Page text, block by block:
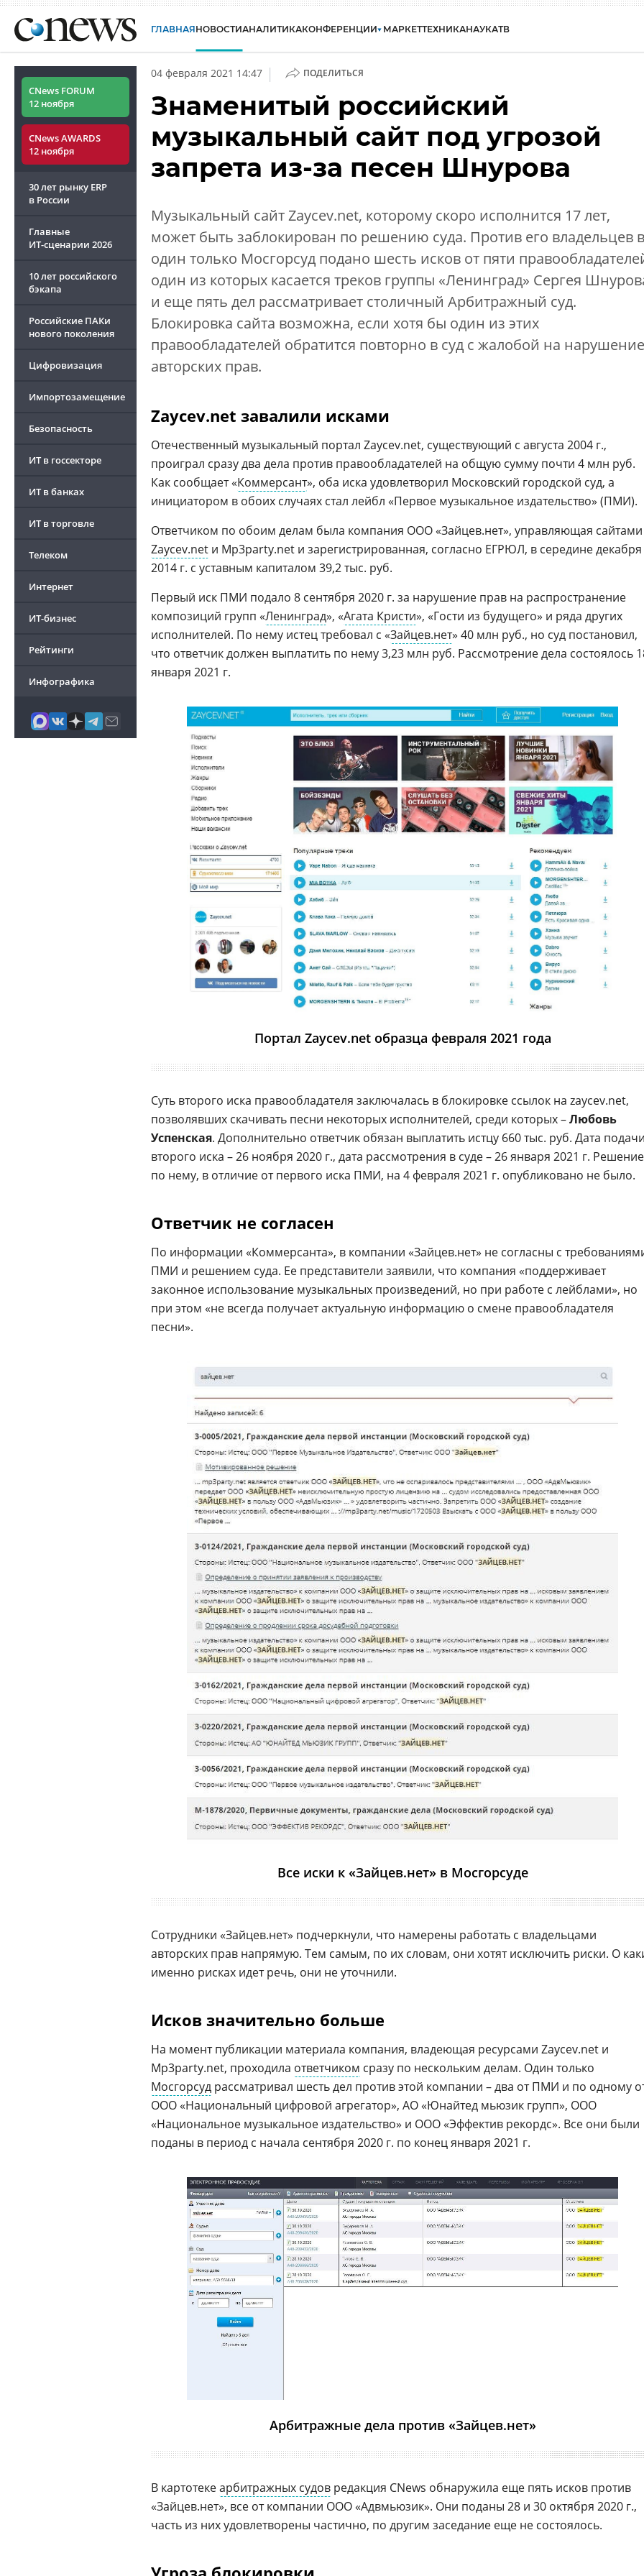
ГЛАВНАЯНОВОСТИАНАЛИТИКАКОНФЕРЕНЦИИ МАРКЕТТЕХНИКАНАУКАТВ
CNews FORUM
12 ноября
CNews AWARDS
12 ноября
30 лет рынку ERP
в России
Главные
ИТ-сценарии 2026
10 лет российского
бэкапа
Российские ПАКи
нового поколения
Цифровизация
Импортозамещение
Безопасность
ИТ в госсекторе
ИТ в банках
ИТ в торговле
Телеком
Интернет
ИТ-бизнес
Рейтинги
Инфографика
04 февраля 2021 14:47 | ПОДЕЛИТЬСЯ
Знаменитый российский
музыкальный сайт под угрозой
запрета из-за песен Шнурова
Музыкальный сайт Zaycev.net, которому скоро исполнится 17 лет,
может быть заблокирован по решению суда. Против его владельцев в
один только Мосгорсуд подано шесть исков от пяти
один из которых касается треков группы «Ленинград» Сергея
и еще пять дел рассматривает столичный Арбитражный суд.
Блокировка сайта возможна, если хотя бы один из этих
правообладателей обратится повторно в суд с жалобой на нарушение
авторских прав.
Zaycev.net завалили исками
Отечественный музыкальный портал Zaycev.net, существующий с августа 2004 г.,
проиграл сразу два дела против правообладателей на общую сумму почти 4 млн руб.
Как сообщает «Коммерсант», оба иска удовлетворил Московский городской суд, а
инициатором в обоих случаях стал лейбл «Первое музыкальное издательство» (ПМИ).
Ответчиком по обоим делам была компания ООО «Зайцев.нет», управляющая сайтами
Zaycev.net и Mp3party.net и зарегистрированная, согласно ЕГРЮЛ, в середине декабря
2014 г. с уставным капиталом 39,2 тыс. руб.
Первый иск ПМИ подало 8 сентября 2020 г. за нарушение прав на распространение
композиций групп «Ленинград», «Агата Кристи», «Гости из будущего» и ряда других
исполнителей. По нему истец требовал с «Зайцев.нет» 40 млн руб., но суд постановил,
что ответчик должен выплатить по нему 3,23 млн руб. Рассмотрение дела состоялось
января 2021 г.
Портал Zaycev.net образца февраля 2021 года
Суть второго иска правообладателя заключалась в блокировке ссылок на zaycev.net,
позволявших скачивать песни некоторых исполнителей, среди которых –Любовь
Успенская. Дополнительно ответчик обязан выплатить истцу 660 тыс. руб. Дата
второго иска – 26 ноября 2020 г., дата рассмотрения в суде – 26 января 2021 г. Решение
по нему, в отличие от первого иска ПМИ, на 4 февраля 2021 г. опубликовано не было.
Ответчик не согласен
По информации «Коммерсанта», в компании «Зайцев.нет» не согласны с
ПМИ и решением суда. Ее представители заявили, что компания «поддерживает
законное использование музыкальных произведений, но при работе с лейблами», но
при этом «не всегда получает актуальную информацию о смене правообладателя
песни».
Все иски к «Зайцев.нет» в Мосгорсуде
Сотрудники «Зайцев.нет» подчеркнули, что намерены работать с владельцами
авторских прав напрямую. Тем самым, по их словам, они хотят исключить риски. О
именно рисках идет речь, они не уточнили.
Исков значительно больше
На момент публикации материала компания, владеющая ресурсами Zaycev.net и
Mp3party.net, проходила ответчиком сразу по нескольким делам. Один только
Мосгорсуд рассматривал шесть дел против этой компании – два от ПМИ и по одному
ООО «Национальный цифровой агрегатор», АО «Юнайтед мьюзик групп», ООО
«Национальное музыкальное издательство» и ООО «Эффектив рекордс». Все они были
поданы в период с начала сентября 2020 г. по конец января 2021 г.
Арбитражные дела против «Зайцев.нет»
В картотекеарбитражных судов редакция CNews обнаружила еще пять исков против
«Зайцев.нет», все от компании ООО «Адвмьюзик». Они поданы 28 и 30 октября 2020 г.,
часть из них удовлетворены частично, по другим заседание еще не состоялось.